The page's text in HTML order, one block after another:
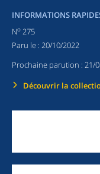
INFORMATIONS
No 275
Paru le : 20/10/2022
Prochaine parution : 21/
Découvrir la